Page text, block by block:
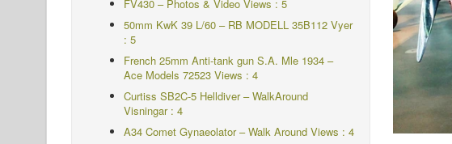
FV430 – Photos & Video Views : 5
50mm KwK 39 L/60 – RB MODELL 35B112 Vyer
: 5
French 25mm Anti-tank gun S.A. Mle 1934 –
Ace Models 72523 Views : 4
Curtiss SB2C-5 Helldiver – WalkAround
Visningar : 4
A34 Comet Gynaeolator – Walk Around Views : 4